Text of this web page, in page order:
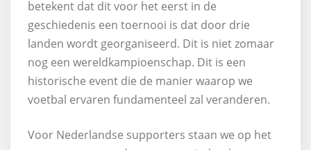
betekent dat dit voor het eerst in de
geschiedenis een toernooi is dat door drie
landen wordt georganiseerd. Dit is niet zomaar
nog een wereldkampioenschap. Dit is een
historische event die de manier waarop we
voetbal ervaren fundamenteel zal veranderen.
Voor Nederlandse supporters staan we op het